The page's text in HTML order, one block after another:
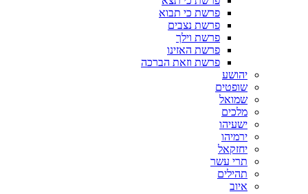
פרשת כי תבוא
פרשת נצבים
פרשת וילך
פרשת האזינו
פרשת וזאת הברכה
יהושע
שופטים
שמואל
מלכים
ישעיהו
ירמיהו
יחזקאל
תרי עשר
תהילים
איוב